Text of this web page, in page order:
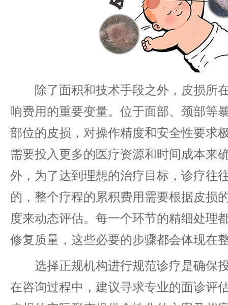
除了面积和技术手段之外，皮损所
响费用的重要变量。位于面部、颈部等
部位的皮损，对操作精度和安全性要求
需要投入更多的医疗资源和时间成本来
外，为了达到理想的治疗目标，诊疗往
的，整个疗程的累积费用需要根据皮损
度来动态评估。每一个环节的精细处理
修复质量，这些必要的步骤都会体现在
选择正规机构进行规范诊疗是确保
在咨询过程中，建议寻求专业的面诊评